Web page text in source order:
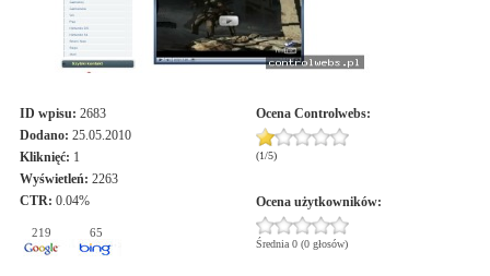
ID wpisu: 2683
Dodano: 25.05.2010
Kliknięć: 1
Wyświetleń: 2263
CTR: 0.04%
219 65
Ocena Controlwebs:
(1/5)
Ocena użytkowników:
Średnia 0 (0 głosów)